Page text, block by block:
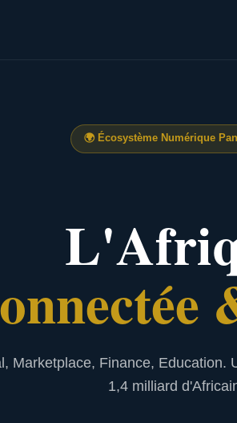
🌍 Écosystème Numérique
Marketplace, Finance, Education.
1,4 milliard